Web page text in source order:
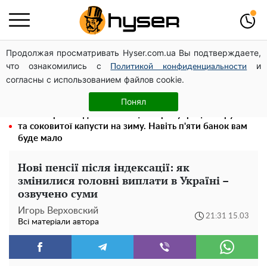
Продолжая просматривать Hyser.com.ua Вы подтверждаете,
что ознакомились с
Политикой конфиденциальности
и
согласны с использованием файлов cookie.
Понял
Гола Олена Тополя у цікавих позах змусила відвисати
щелепи: злив відео – було лише початком
Швидка смакота на кожен день: рецепт маринованої
закуски з баклажанів з овочами
та соковитої капусти на зиму. Навіть п'яти банок вам
буде мало
Нові пенсії після індексації: як
змінилися головні виплати в Україні –
озвучено суми
Игорь Верховский
Всі матеріали автора
21:31 15.03